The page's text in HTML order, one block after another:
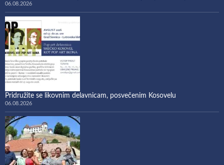
06.08.2026
Pridružite se likovnim delavnicam, posvečenim Kosovelu
06.08.2026